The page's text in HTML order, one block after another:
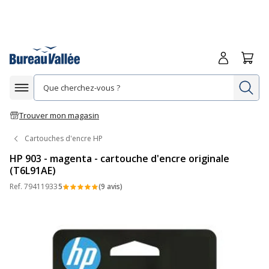
Afficher la navigation
Trouver mon magasin
Me
Cartouches d'encre HP
HP 903 - magenta - cartouche d'encre originale
(T6L91AE)
Ref. 794119335 (9 avis)